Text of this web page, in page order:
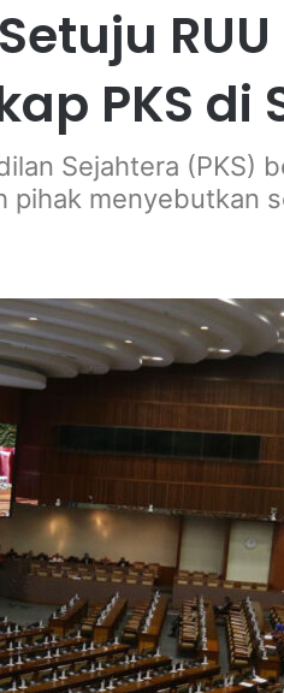
PKS di
Sejahtera
menyebutkan